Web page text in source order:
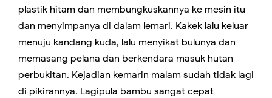
plastik hitam dan membungkuskannya ke mesin itu
dan menyimpanya di dalam lemari. Kakek lalu keluar
menuju kandang kuda, lalu menyikat bulunya dan
memasang pelana dan berkendara masuk hutan
perbukitan. Kejadian kemarin malam sudah tidak lagi
di pikirannya. Lagipula bambu sangat cepat